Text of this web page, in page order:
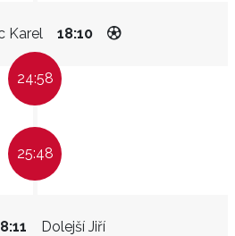
Karel 18:10
24:58
25:48
Dolejší Jiří